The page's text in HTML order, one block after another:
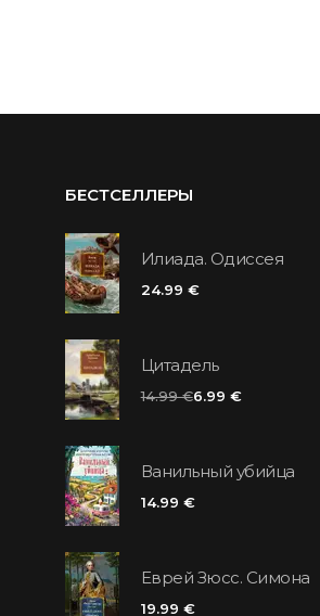
БЕСТСЕЛЛЕРЫ
Илиада. Одиссея
24.99 €
Цитадель
14.99 €6.99 €
Ванильный убийца
14.99 €
Еврей Зюсс. Симона
19.99 €